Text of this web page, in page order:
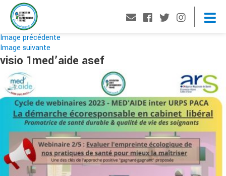
Image précédente
Image suivante
visio 1med’aide asef